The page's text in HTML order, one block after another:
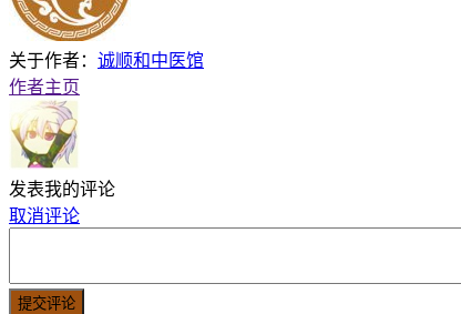
关于作者： 诚顺和中医馆
作者主页
发表我的评论
取消评论
提交评论